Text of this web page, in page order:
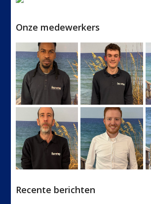
Onze medewerkers
Recente berichten